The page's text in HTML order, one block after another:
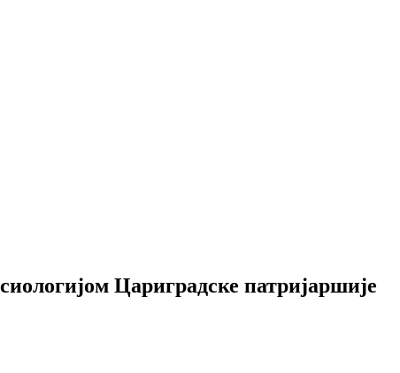
Цариградске патријаршије